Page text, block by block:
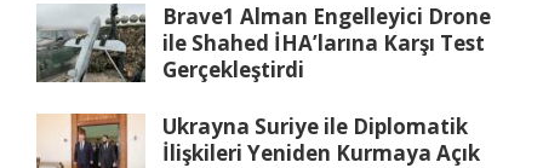
Brave1 Alman Engelleyici Drone
ile Shahed İHA’larına Karşı Test
Gerçekleştirdi
Ukrayna Suriye ile Diplomatik
İlişkileri Yeniden Kurmaya Açık